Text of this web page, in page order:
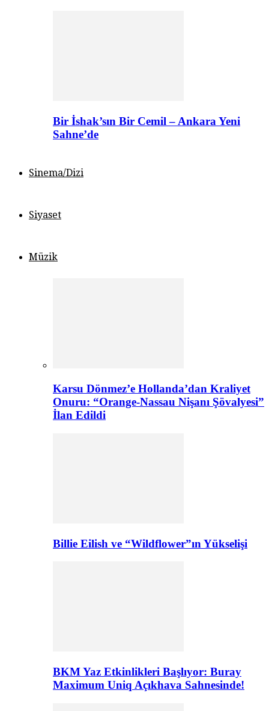
Bir İshak’sın Bir Cemil – Ankara Yeni
Sahne’de
Sinema/Dizi
Siyaset
Müzik
Karsu Dönmez’e Hollanda’dan Kraliyet
Onuru: “Orange-Nassau Nişanı Şövalyesi”
İlan Edildi
Billie Eilish ve “Wildflower”ın Yükselişi
BKM Yaz Etkinlikleri Başlıyor: Buray
Maximum Uniq Açıkhava Sahnesinde!